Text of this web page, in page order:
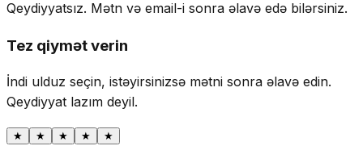
Qeydiyyatsız. Mətn və email-i sonra əlavə edə bilərsiniz.
Tez qiymət verin
İndi ulduz seçin, istəyirsinizsə mətni sonra əlavə edin.
Qeydiyyat lazım deyil.
★ ★ ★ ★ ★